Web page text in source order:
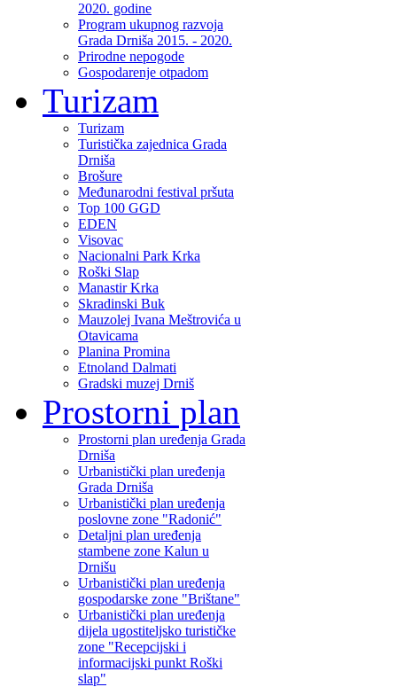
2020. godine
Program ukupnog razvoja
Grada Drniša 2015. - 2020.
Prirodne nepogode
Gospodarenje otpadom
Turizam
Turizam
Turistička zajednica Grada
Drniša
Brošure
Međunarodni festival pršuta
Top 100 GGD
EDEN
Visovac
Nacionalni Park Krka
Roški Slap
Manastir Krka
Skradinski Buk
Mauzolej Ivana Meštrovića u
Otavicama
Planina Promina
Etnoland Dalmati
Gradski muzej Drniš
Prostorni plan
Prostorni plan uređenja Grada
Drniša
Urbanistički plan uređenja
Grada Drniša
Urbanistički plan uređenja
poslovne zone "Radonić"
Detaljni plan uređenja
stambene zone Kalun u
Drnišu
Urbanistički plan uređenja
gospodarske zone "Brištane"
Urbanistički plan uređenja
dijela ugostiteljsko turističke
zone "Recepcijski i
informacijski punkt Roški
slap"